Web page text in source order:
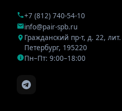
+7 (812) 740-54-10
info@pair-spb.ru
Гражданский пр-т, д. 22,
Петербург, 195220
Пн–Пт: 9:00–18:00